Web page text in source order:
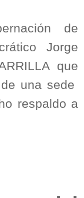
de
Jorge
que
una sede
respaldo a